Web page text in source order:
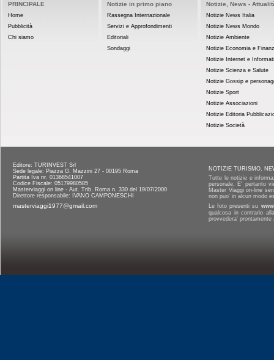
PRINCIPALE
Home
Pubblicità
Chi siamo
Notizie in primo piano
Rassegna Internazionale
Servizi e Approfondimenti
Editoriali
Sondaggi
Notizie, News -
Notizie News Italia
Notizie News Mondo
Notizie Ambiente
Notizie Economia e
Notizie Internet e
Notizie Scienza e Salute
Notizie Gossip e
Notizie Sport
Notizie Associazioni
Notizie Editoria
Notizie Società
Editore: TURINVEST Srl
Sede legale: Piazza G. Mazzini 27 - 00195 Roma
Partita Iva nr. 01368541007
Codice Fiscale: 05179980585
Masterviaggi on line - Aut. Trib. Roma n. 330 del 19/07/2000
Direttore responsabile: IVANO CAMPONESCHI
masterviaggi1977@gmail.com
NOTIZIE TURISMO,
Tutte le notizie e
personale. E' pertanto
Master Viaggi on-line
non puo' in alcun modo
Le foto presenti su
qualcosa in contrario
provvedera'